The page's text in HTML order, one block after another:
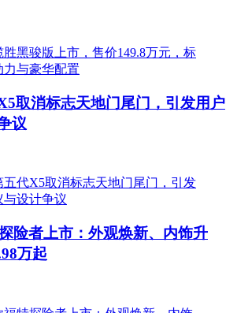
取消标志天地门尾门，引发用户
议
险者上市：外观焕新、内饰升
万起